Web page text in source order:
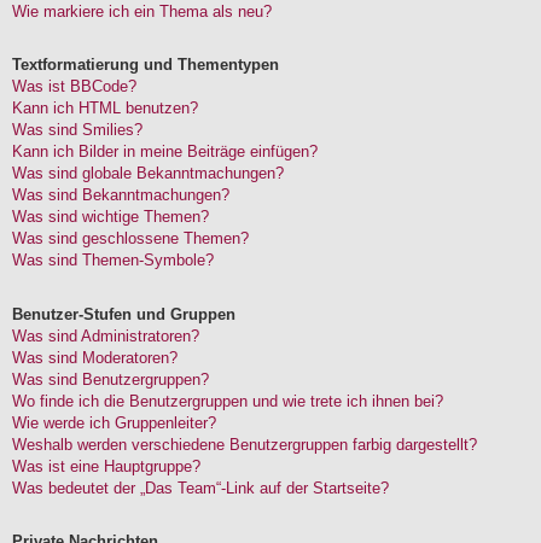
Wie markiere ich ein Thema als neu?
Textformatierung und Thementypen
Was ist BBCode?
Kann ich HTML benutzen?
Was sind Smilies?
Kann ich Bilder in meine Beiträge einfügen?
Was sind globale Bekanntmachungen?
Was sind Bekanntmachungen?
Was sind wichtige Themen?
Was sind geschlossene Themen?
Was sind Themen-Symbole?
Benutzer-Stufen und Gruppen
Was sind Administratoren?
Was sind Moderatoren?
Was sind Benutzergruppen?
Wo finde ich die Benutzergruppen und wie trete ich ihnen bei?
Wie werde ich Gruppenleiter?
Weshalb werden verschiedene Benutzergruppen farbig dargestellt?
Was ist eine Hauptgruppe?
Was bedeutet der „Das Team“-Link auf der Startseite?